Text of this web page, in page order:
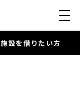
施設を借りたい方